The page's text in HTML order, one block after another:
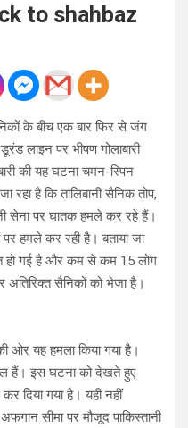
to shahbaz
के बीच एक बार‍ फिर से जंग
लाइन पर भीषण गोलाबारी
की यह घटना चमन-स्पिन
रहा है कि तालिबानी सैनिक तोप,
सेना पर घातक हमले कर रहे हैं।
पर हमले कर रही है। बताया जा
हो गई है और कम से कम 15 लोग
अतिरिक्‍त सैनिकों को भेजा है।
ओर यह हमला किया गया है।
हैं। इस घटना को देखते हुए
दिया गया है। यही नहीं
सीमा पर मौजूद पाकिस्‍तानी